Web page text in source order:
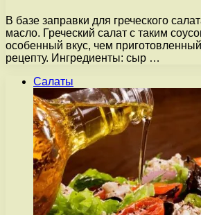
В базе заправки для греческого
масло. Греческий салат с таким
особенный вкус, чем
рецепту. Ингредиенты: сыр …
Салаты